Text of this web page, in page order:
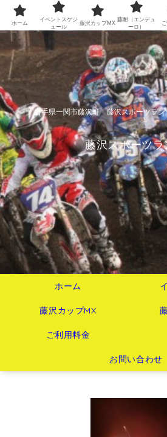
岩手県一関市藤沢町 藤沢スポーツラ
藤沢スポーツ
ホーム
藤沢カップMX
ご利用料金
お問い合わせ
ホーム
イベントスケジ
ュール
藤沢カップMX
藤耐（エンデュ
ーロ）